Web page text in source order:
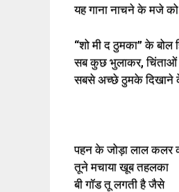
यह गाना नाचने के मजे को
“शो मी द ठुमका” के बोल
सब कुछ भुलाकर, चिंताओं
सबसे अच्छे ठुमके दिखाने के
पहन के जोड़ा लाल कलर
तूने मचाया खूब तहलका
बी गॉड तू लगती है जैसे